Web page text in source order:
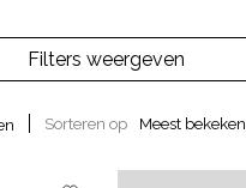
Filters weergeven
Sorteren op Meest bekeken